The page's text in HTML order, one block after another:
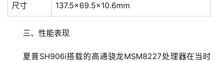
尺寸 137.5×69.5×10.6mm
三、性能表现
夏普SH906i搭载的高通骁龙MSM8227处理器在当时